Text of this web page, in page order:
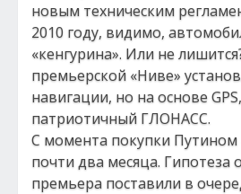
новым техническим
2010 году, видимо,
«кенгурина». Или не
премьерской «Ниве»
навигации, но на основе
патриотичный ГЛОНАСС.
С момента покупки
почти два месяца. Гипотеза
премьера поставили в